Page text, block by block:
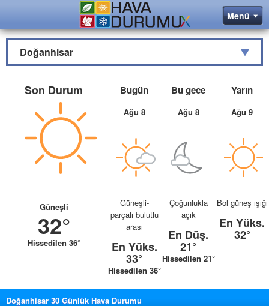
Doğanhisar
Son Durum
Güneşli
32°
Hissedilen 36°
Bugün
Ağu 8
Güneşli-
parçalı bulutlu
arası
En Yüks.
33°
Hissedilen 36°
Bu gece
Ağu 8
Çoğunlukla
açık
En Düş.
21°
Hissedilen 21°
Yarın
Ağu 9
Bol güneş ışığı
En Yüks.
32°
Doğanhisar 30 Günlük Hava Durumu